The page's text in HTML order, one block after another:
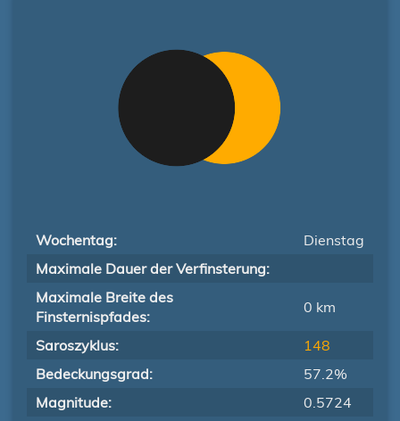
Wochentag:
Dienstag
Maximale Dauer der Verfinsterung:
Maximale Breite des
Finsternispfades:
0 km
Saroszyklus:
148
Bedeckungsgrad:
57.2%
Magnitude:
0.5724